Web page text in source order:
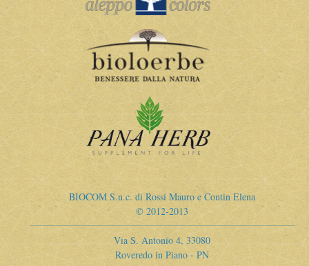
BIOCOM S.n.c. di Rossi Mauro e Contin Elena
© 2012-2013
Via S. Antonio 4, 33080
Roveredo in Piano - PN